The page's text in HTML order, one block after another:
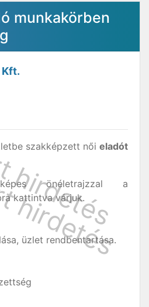
munkakörben
Kft.
szakképzett női eladót
önéletrajzzal a
kattintva várjuk.
üzlet rendbentartása.